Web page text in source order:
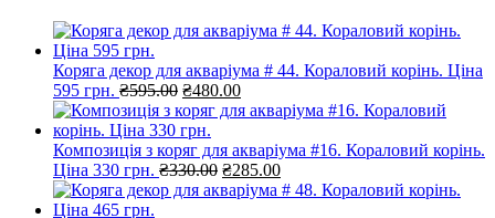
Коряга декор для акваріума # 44. Кораловий корінь. Ціна
595 грн. ₴595.00 Оригінальна
ціна:
₴595.00.
₴480.00Поточна
ціна:
Композиція з коряг для акваріума #16. Кораловий корінь.
Ціна 330 грн. ₴330.00 Оригінальна
ціна:
₴285.00Поточна
ціна: